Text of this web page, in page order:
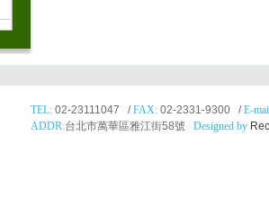
TEL: 02-23111047 /FAX: 02-2331-9300 /E-
ADDR:台北市萬華區雅江街58號 Designed by